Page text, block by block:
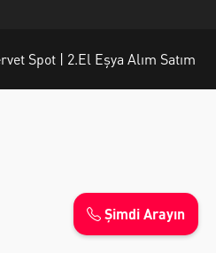
Spot | 2.El Eşya Alım Satım
Şimdi Arayın